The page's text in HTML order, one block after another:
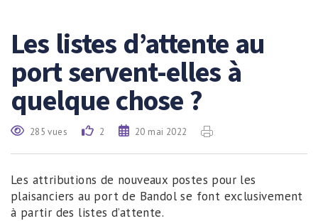
Les listes d’attente au
port servent-elles à
quelque chose ?
285 vues 2 20 mai 2022
Les attributions de nouveaux postes pour les
plaisanciers au port de Bandol se font exclusivement
à partir des listes d’attente.